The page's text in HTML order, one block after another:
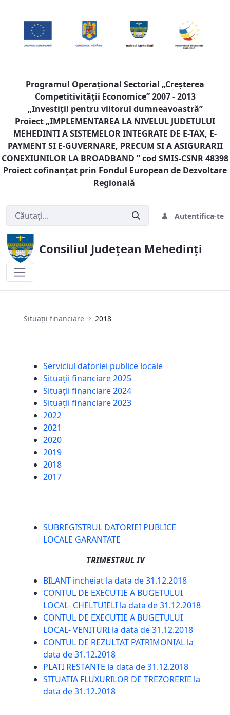
Programul Operaţional Sectorial „Creşterea
Competitivităţii Economice” 2007 - 2013
„Investiţii pentru viitorul dumneavoastră”
Proiect „IMPLEMENTAREA LA NIVELUL JUDETULUI
MEHEDINTI A SISTEMELOR INTEGRATE DE E-TAX, E-
PAYMENT SI E-GUVERNARE, PRECUM SI A ASIGURARII
CONEXIUNILOR LA BROADBAND ” cod SMIS-CSNR 48398
Proiect cofinanţat prin Fondul European de Dezvoltare
Regională
Autentifica-te
Consiliul Județean Mehedinți
Situații financiare 2018
Serviciul datoriei publice locale
Situații financiare 2025
Situații financiare 2024
Situații financiare 2023
2022
2021
2020
2019
2018
2017
SUBREGISTRUL DATORIEI PUBLICE
LOCALE GARANTATE
TRIMESTRUL IV
BILANT incheiat la data de 31.12.2018
CONTUL DE EXECUTIE A BUGETULUI
LOCAL- CHELTUIELI la data de 31.12.2018
CONTUL DE EXECUTIE A BUGETULUI
LOCAL- VENITURI la data de 31.12.2018
CONTUL DE REZULTAT PATRIMONIAL la
data de 31.12.2018
PLATI RESTANTE la data de 31.12.2018
SITUATIA FLUXURILOR DE TREZORERIE la
data de 31.12.2018